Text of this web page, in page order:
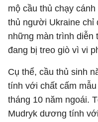
mộ cầu thủ chạy
thủ người Ukraine chỉ
những màn trình diễn
đang bị treo giò vì vi
Cụ thể, cầu thủ sinh
tính với chất cấm
tháng 10 năm ngoái.
Mudryk dương tính